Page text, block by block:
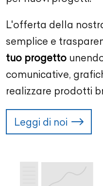
L'offerta della
semplice e
tuo progetto
comunicative,
realizzare prodotti
Leggi di noi